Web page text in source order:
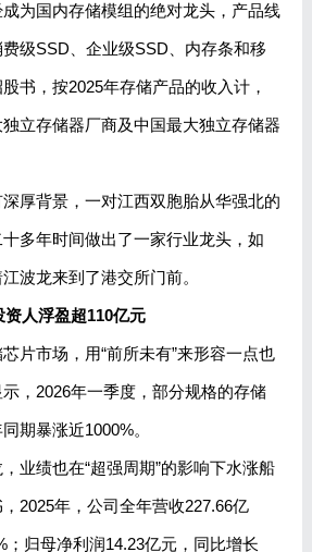
为国内存储模组的绝对龙头，产品线
级SSD、企业级SSD、内存条和移
书，按2025年存储产品的收入计，
立存储器厂商及中国最大独立存储器
厚背景，一对江西双胞胎从华强北的
多年时间做出了一家行业龙头，如
波龙来到了港交所门前。
资人浮盈超110亿元
片市场，用“前所未有”来形容一点也
，2026年一季度，部分规格的存储
期暴涨近1000%。
业绩也在“超强周期”的影响下水涨船
2025年，公司全年营收227.66亿
；归母净利润14.23亿元，同比增长